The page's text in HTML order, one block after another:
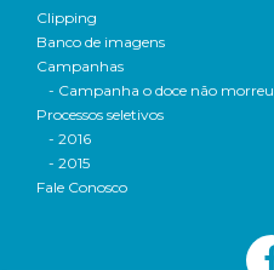
Clipping
Banco de imagens
Campanhas
- Campanha o doce não morreu
Processos seletivos
- 2016
- 2015
Fale Conosco